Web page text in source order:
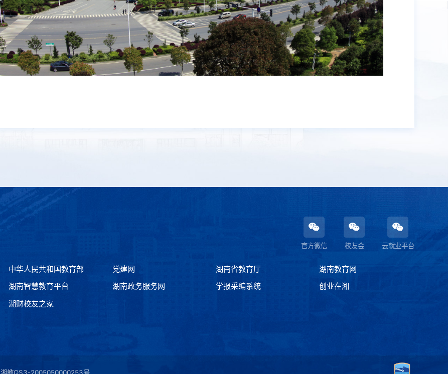
官方微信 校友会 云就业平台
中华人民共和国教育部 党建网 湖南省教育厅
湖南教育网
湖南智慧教育平台
湖南政务服务网 学报采编系统
创业在湘
湖财校友之家